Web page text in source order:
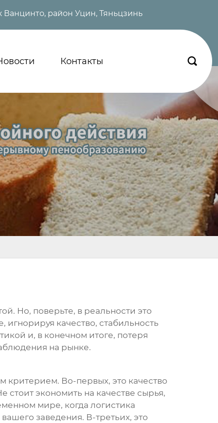
район Уцин, Тяньцзинь
Контакты 
Но, поверьте, в реальности это
качество, стабильность
и, в конечном итоге, потеря
на рынке.
критерием. Во-первых, это качество
стоит экономить на качестве сырья,
мире, когда логистика
заведения. В-третьих, это